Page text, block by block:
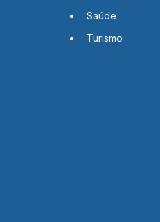
Saúde
Turismo